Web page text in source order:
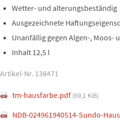
Wetter- und alterungsbeständig
Ausgezeichnete
Unanfällig gegen Algen-, Moos-
Inhalt 12,5 l
Artikel-Nr. 138471
tm-hausfarbe.pdf (69,1 KiB)
NDB-024961940514-Sundo-